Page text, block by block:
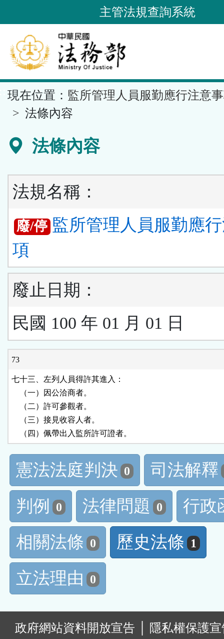
到
要
內
容
區
塊
主管法規查詢系統
現在位置： 監所管理人員服勤應行注意
法條內容
法條內容
法規名稱：
廢/停 監所管理人員服勤應
項
廢止日期：
民國 100 年 01 月 01 日
73
七十三、左列人員得許其進入：
    （一）因公洽商者。
    （二）許可參觀者。
    （三）接見收容人者。
    （四）佩帶出入監所許可證者。
憲法法庭判決 0
司法解釋
判例
0 法律問題 0
行政
相關法條 0 歷史法條 1
立法理由 0
政府網站資料開放宣告
隱私權保護